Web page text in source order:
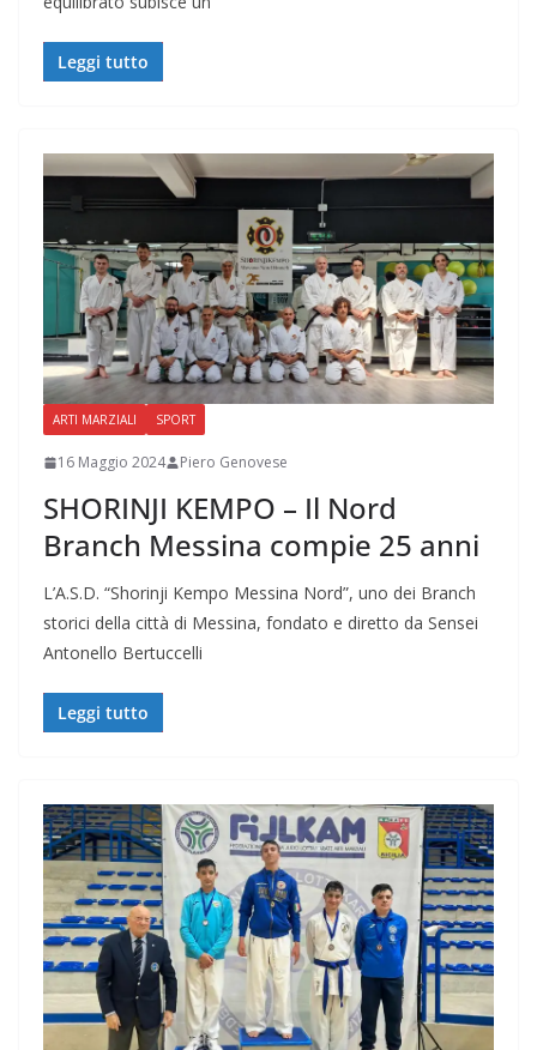
Leggi tutto
ARTI MARZIALI SPORT
16 Maggio 2024 Piero Genovese
SHORINJI KEMPO – Il Nord
Branch Messina compie 25 anni
L’A.S.D. “Shorinji Kempo Messina Nord”, uno dei Branch
storici della città di Messina, fondato e diretto da Sensei
Antonello Bertuccelli
Leggi tutto